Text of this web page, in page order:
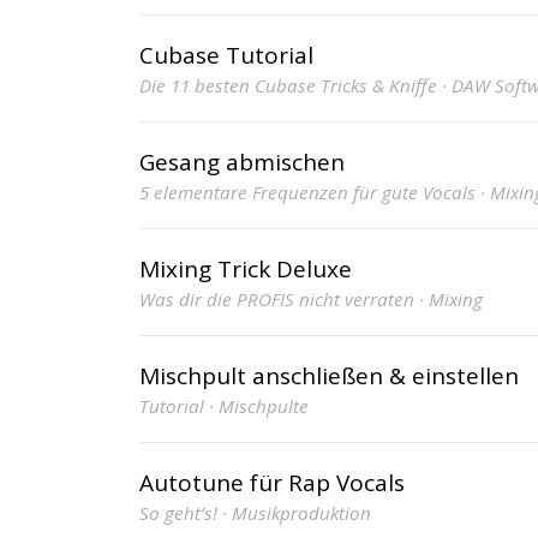
Cubase Tutorial
Die 11 besten Cubase Tricks & Kniffe · DAW
Gesang abmischen
5 elementare Frequenzen für gute Vocals ·
Mixing Trick Deluxe
Was dir die PROFIS nicht verraten · Mixing
Mischpult anschließen & einstellen
Tutorial · Mischpulte
Autotune für Rap Vocals
So geht’s! · Musikproduktion